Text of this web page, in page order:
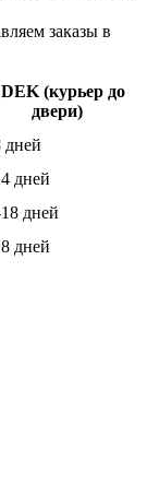
заказы в
(курьер до
двери)
дней
дней
дней
дней